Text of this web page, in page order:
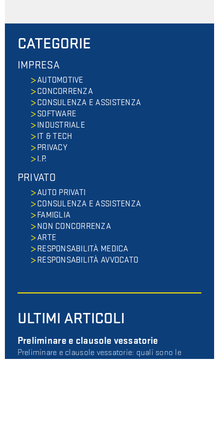
CATEGORIE
IMPRESA
AUTOMOTIVE
CONCORRENZA
CONSULENZA E ASSISTENZA
SOFTWARE
INDUSTRIALE
IT & TECH
PRIVACY
I.P.
PRIVATO
AUTO PRIVATI
CONSULENZA E ASSISTENZA
FAMIGLIA
NON CONCORRENZA
ARTE
RESPONSABILITÀ MEDICA
RESPONSABILITÀ AVVOCATO
ULTIMI ARTICOLI
Preliminare e clausole vessatorie
Preliminare e clausole vessatorie: quali sono le